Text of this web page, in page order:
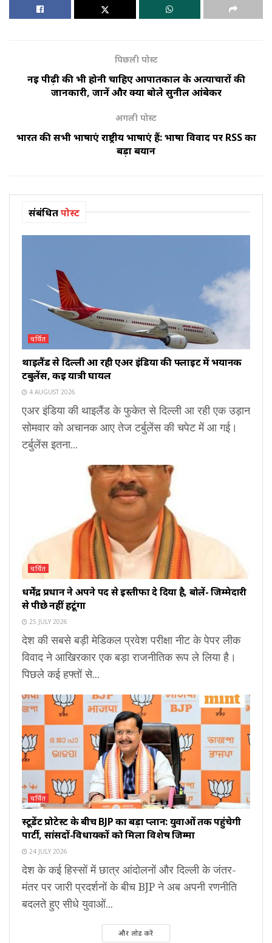
पिछली पोस्ट
नई पीढ़ी की भी होनी चाहिए आपातकाल के अत्याचारों की
जानकारी, जानें और क्या बोले सुनील आंबेकर
अगली पोस्ट
भारत की सभी भाषाएं राष्ट्रीय भाषाएं हैं: भाषा विवाद पर RSS का
बड़ा बयान
संबंधितपोस्ट
चर्चित
थाइलैंड से दिल्ली आ रही एअर इंडिया की फ्लाइट में भयानक
टर्बुलेंस, कई यात्री घायल
4 AUGUST 2026
एअर इंडिया की थाइलैंड के फुकेत से दिल्ली आ रही एक उड़ान
सोमवार को अचानक आए तेज टर्बुलेंस की चपेट में आ गई।
टर्बुलेंस इतना...
चर्चित
धर्मेंद्र प्रधान ने अपने पद से इस्तीफा दे दिया है, बोलें- जिम्मेदारी
से पीछे नहीं हटूंगा
25 JULY 2026
देश की सबसे बड़ी मेडिकल प्रवेश परीक्षा नीट के पेपर लीक
विवाद ने आखिरकार एक बड़ा राजनीतिक रूप ले लिया है।
पिछले कई हफ्तों से...
चर्चित
स्टूडेंट प्रोटेस्ट के बीच BJP का बड़ा प्लान: युवाओं तक पहुंचेगी
पार्टी, सांसदों-विधायकों को मिला विशेष जिम्मा
24 JULY 2026
देश के कई हिस्सों में छात्र आंदोलनों और दिल्ली के जंतर-
मंतर पर जारी प्रदर्शनों के बीच BJP ने अब अपनी रणनीति
बदलते हुए सीधे युवाओं...
और लोड करें